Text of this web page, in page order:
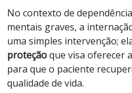
No contexto de
mentais graves, a
uma simples intervenção;
proteçãoque visa oferecer
para que o paciente
qualidade de vida.